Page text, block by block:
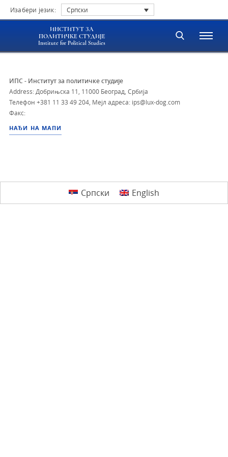
Изабери језик: Српски
ИНСТИТУТ ЗА
ПОЛИТИЧКЕ СТУДИЈЕ
Institute for Political Studies
ИПС - Институт за политичке студије
Address: Добрињска 11, 11000 Београд, Србија
Телефон +381 11 33 49 204 Мејл адреса: ips@lux-dog.com
Факс:
НАЂИ НА МАПИ
Српски English